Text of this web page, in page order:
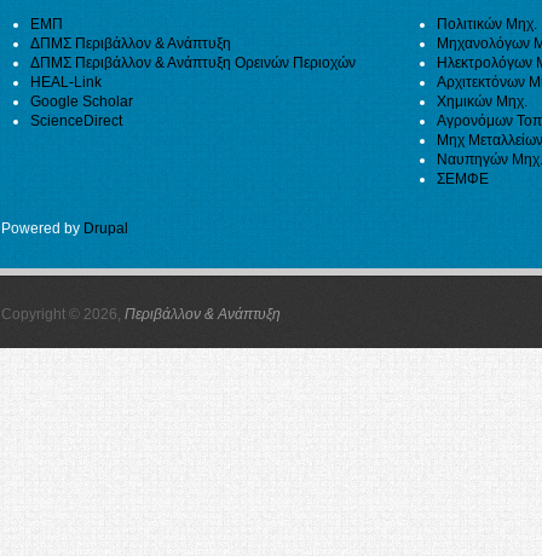
ΕΜΠ
ΔΠΜΣ Περιβάλλον & Ανάπτυξη
ΔΠΜΣ Περιβάλλον & Ανάπτυξη Ορεινών Περιοχών
HEAL-Link
Google Scholar
ScienceDirect
Πολιτικών Μηχ.
Μηχανολόγων
Ηλεκτρολόγων
Αρχιτεκτόνων
Χημικών Μηχ.
Αγρονόμων
Μηχ
Ναυπηγών Μηχ.
ΣΕΜΦΕ
Powered by Drupal
Copyright © 2026, Περιβάλλον & Ανάπτυξη